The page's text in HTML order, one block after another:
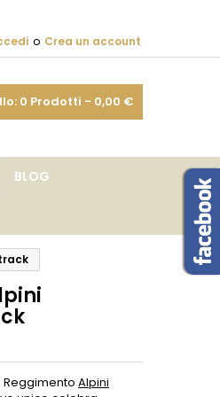
o Crea un account
0 Prodotti - 0,00 €
BLOG
Reggimento Alpini